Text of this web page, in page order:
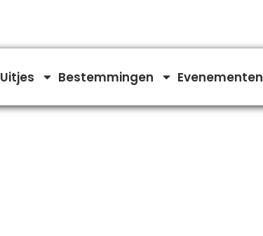
Uitjes Bestemmingen Evenementen